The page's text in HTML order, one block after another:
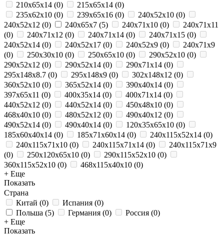
210x65x14 (0) 215х65х14 (0)
235x62x10 (0) 239х65х16 (0) 240x52x10 (0)
240x52x12 (0) 240x65x7 (5) 240x71x10 (0)
240x71x11
(0) 240x71x12 (0) 240x71x14 (0) 240x71x15 (0)
240х52х14 (0) 240х52х17 (0) 240х52х9 (0)
240х71х9
(0) 250x30x10 (0) 250x65x10 (0) 290x52x10 (0)
290x52x12 (0) 290x52x14 (0) 290x71x14 (0)
295х148х8.7 (0) 295х148х9 (0) 302х148х12 (0)
360х52х10 (0) 365x52x14 (0) 390x40x14 (0)
397x65x11 (0) 400х35х14 (0) 400х71х14 (0)
440x52x12 (0) 440х52х14 (0) 450x48x10 (0)
468x40x10 (0) 480х52х12 (0) 490x40x12 (0)
490x52x14 (0) 490х40х14 (0) 120x35x65x10 (0)
185x60x40x14 (0) 185х71х60х14 (0) 240x115x52x14 (0)
240x115x71x10 (0) 240x115x71x14 (0)
240x115x71x9
(0) 250x120x65x10 (0) 290x115x52x10 (0)
360x115x52x10 (0) 468x115x40x10 (0)
+ Еще
Показать
Страна
Китай (0) Испания (0)
Польша (5) Германия (0) Россия (0)
+ Еще
Показать